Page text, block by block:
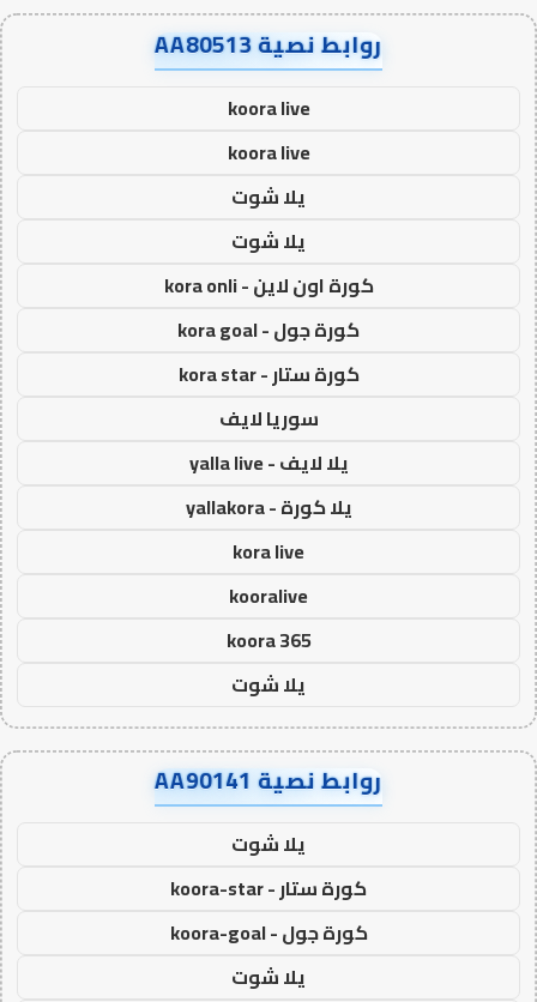
روابط نصية AA80513
koora live
koora live
يلا شوت
يلا شوت
كورة اون لاين - kora onli
كورة جول - kora goal
كورة ستار - kora star
سوريا لايف
يلا لايف - yalla live
يلا كورة - yallakora
kora live
kooralive
koora 365
يلا شوت
روابط نصية AA90141
يلا شوت
كورة ستار - koora-star
كورة جول - koora-goal
يلا شوت